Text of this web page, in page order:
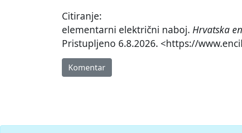
Citiranje:
elementarni električni naboj. Hrvatska
Pristupljeno 6.8.2026. <https://
Komentar